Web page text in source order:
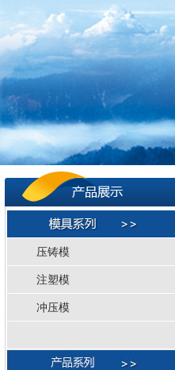
压铸模
注塑模
冲压模